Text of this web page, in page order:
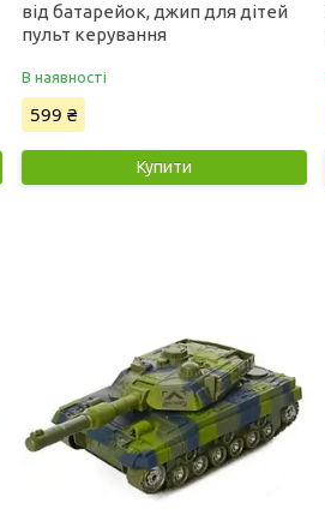
від батарейок, джип для дітей
пульт керування
В наявності
599 ₴
Купити